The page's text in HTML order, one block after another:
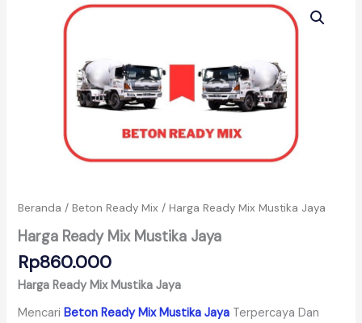
Beranda /Beton Ready Mix / Harga Ready Mix Mustika Jaya
Harga Ready Mix Mustika Jaya
Rp860.000
Harga Ready Mix Mustika Jaya
MencariBeton Ready Mix Mustika Jaya Terpercaya Dan